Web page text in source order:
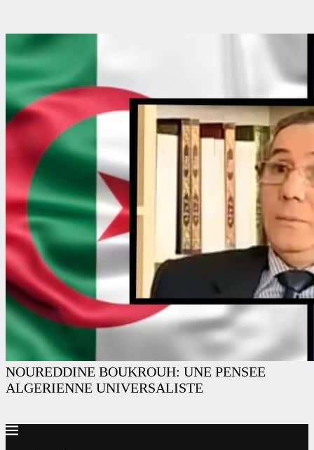
NOUREDDINE BOUKROUH: UNE PENSEE
ALGERIENNE UNIVERSALISTE